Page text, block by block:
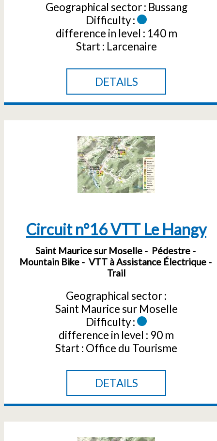
Geographical sector : Bussang
Difficulty :
difference in level : 140 m
Start : Larcenaire
DETAILS
Circuit n°16 VTT Le Hangy
Saint Maurice sur Moselle
Pédestre
Mountain Bike
VTT à Assistance Électrique
Trail
Geographical sector :
Saint Maurice sur Moselle
Difficulty :
difference in level : 90 m
Start : Office du Tourisme
DETAILS